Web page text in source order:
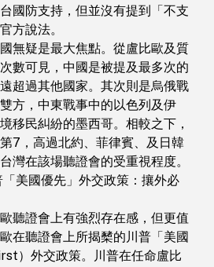
國防支持，但並沒有提到「不支
方說法。
無疑是最大焦點。從盧比歐及質
數可見，中國是被提及最多次的
超過其他國家。其次則是烏俄戰
方，中東戰事中的以色列及伊
移民糾紛的墨西哥。相較之下，
7，高過北約、菲律賓、及日韓
灣在該場聽證會的受重視程度。
美國優先」外交政策：攘外必
聽證會上有強烈存在感，但更值
在聽證會上所揭櫫的川普「美國
）外交政策。川普在任命盧比